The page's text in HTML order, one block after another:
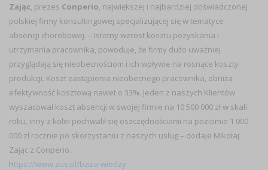
Zając, prezes Conperio, największej i najbardziej doświadczonej
polskiej firmy konsultingowej specjalizującej się w tematyce
absencji chorobowej. – Istotny wzrost kosztu pozyskania i
utrzymania pracownika, powoduje, że firmy dużo uważniej
przyglądają się nieobecnościom i ich wpływie na rosnące koszty
produkcji. Koszt zastąpienia nieobecnego pracownika, obniża
efektywność kosztową nawet o 33%. Jeden z naszych Klientów
wyszacował koszt absencji w swojej firmie na 10 500 000 zł w skali
roku, inny z kolei pochwalił się oszczędnościami na poziomie 1 000
000 zł rocznie po skorzystaniu z naszych usług – dodaje Mikołaj
Zając z Conperio.
https://www.zus.pl/baza-wiedzy